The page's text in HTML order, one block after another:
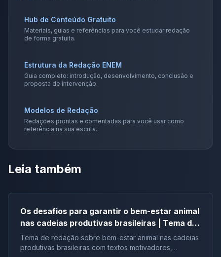
Hub de Conteúdo Gratuito
Materiais, guias e referências para você estudar redação
de forma gratuita.
Estrutura da Redação ENEM
Guia completo: introdução, desenvolvimento, conclusão e
proposta de intervenção.
Modelos de Redação
Redações prontas e comentadas para você usar como
referência na sua escrita.
Leia também
Os desafios para garantir o bem-estar animal
nas cadeias produtivas brasileiras | Tema de
redação
Tema de redação sobre bem-estar animal nas cadeias
produtivas brasileiras com textos motivadores,